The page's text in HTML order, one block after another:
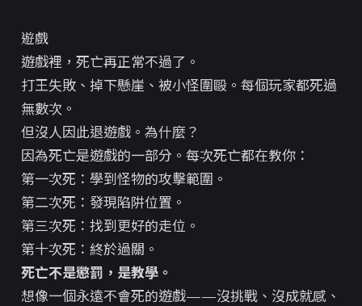
遊戲
遊戲裡，死亡再正常不過了。
打王失敗、掉下懸崖、被小怪圍毆。每個玩家都死過
無數次。
但沒人因此退遊戲。為什麼？
因為死亡是遊戲的一部分。每次死亡都在教你：
第一次死：學到怪物的攻擊範圍。
第二次死：發現陷阱位置。
第三次死：找到更好的走位。
第十次死：終於過關。
死亡不是懲罰，是教學。
想像一個永遠不會死的遊戲——沒挑戰、沒成就感、